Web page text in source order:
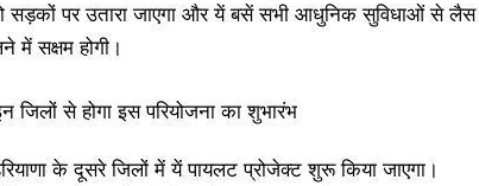
सड़कों पर उतारा जाएगा और यें बसें सभी आधुनिक सुविधाओं से लैस
में सक्षम होगी।
के दूसरे जिलों में यें पायलट प्रोजेक्ट शुरू किया जाएगा।